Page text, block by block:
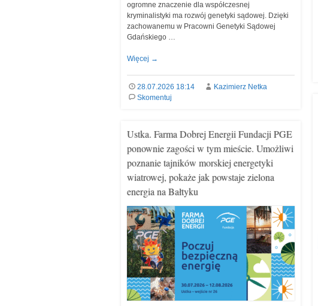
ogromne znaczenie dla współczesnej
kryminalistyki ma rozwój genetyki sądowej. Dzięki
zachowanemu w Pracowni Genetyki Sądowej
Gdańskiego …
Więcej →
28.07.2026 18:14
Kazimierz Netka
Skomentuj
Ustka. Farma Dobrej Energii Fundacji PGE
ponownie zagości w tym mieście. Umożliwi
poznanie tajników morskiej energetyki
wiatrowej, pokaże jak powstaje zielona
energia na Bałtyku